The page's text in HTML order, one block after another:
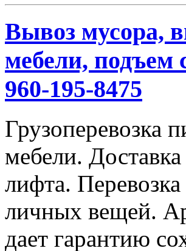
Вывоз мусора,
мебели, подъем
960-195-8475
Грузоперевозка
мебели.
лифта. Перевозка
личных вещей.
дает гарантию